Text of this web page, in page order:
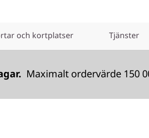
och kortplatser Tjänster
Maximalt ordervärde 150